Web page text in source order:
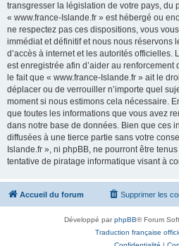
transgresser la législation de votre pays, du
« www.france-Islande.fr » est hébergé ou
ne respectez pas ces dispositions, vous
immédiat et définitif et nous nous réservons
d’accès à internet et les autorités officielles.
est enregistrée afin d’aider au renforcement
le fait que « www.france-Islande.fr » ait le
déplacer ou de verrouiller n’importe quel
moment si nous estimons cela nécessaire.
que toutes les informations que vous avez
dans notre base de données. Bien que ces
diffusées à une tierce partie sans votre
Islande.fr », ni phpBB, ne pourront être
tentative de piratage informatique visant à
Accueil du forum Supprimer les
Développé parphpBB® Forum
Traduction française